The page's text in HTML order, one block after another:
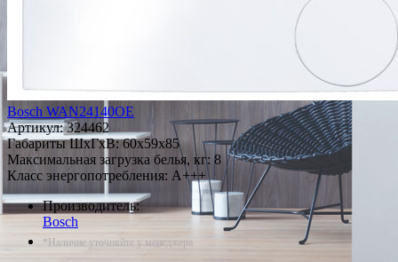
Bosch WAN24140OE
Артикул:324462
Габариты ШxГxВ: 60x59x85
Максимальная загрузка белья, кг: 8
Класс энергопотребления: A+++
Производитель:
Bosch
*Наличие уточняйте у менеджера